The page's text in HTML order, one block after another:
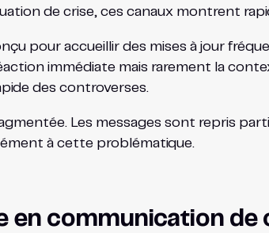
de crise, ces canaux montrent
pour accueillir des mises à jour
immédiate mais rarement la
des controverses.
Les messages sont repris
à cette problématique.
en communication de